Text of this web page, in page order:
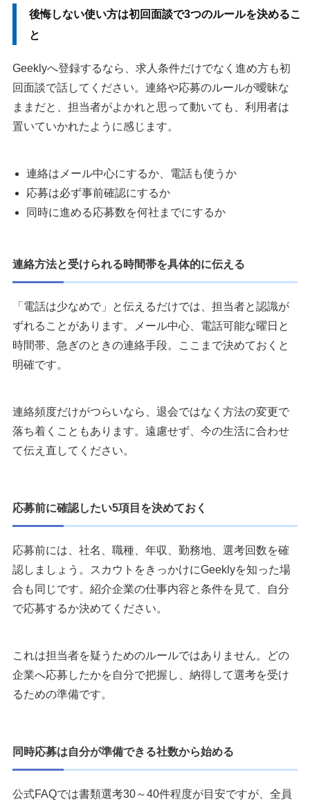
後悔しない使い方は初回面談で3つのルールを決めるこ
と
Geeklyへ登録するなら、求人条件だけでなく進め方も初
回面談で話してください。連絡や応募のルールが曖昧な
ままだと、担当者がよかれと思って動いても、利用者は
置いていかれたように感じます。
連絡はメール中心にするか、電話も使うか
応募は必ず事前確認にするか
同時に進める応募数を何社までにするか
連絡方法と受けられる時間帯を具体的に伝える
「電話は少なめで」と伝えるだけでは、担当者と認識が
ずれることがあります。メール中心、電話可能な曜日と
時間帯、急ぎのときの連絡手段。ここまで決めておくと
明確です。
連絡頻度だけがつらいなら、退会ではなく方法の変更で
落ち着くこともあります。遠慮せず、今の生活に合わせ
て伝え直してください。
応募前に確認したい5項目を決めておく
応募前には、社名、職種、年収、勤務地、選考回数を確
認しましょう。スカウトをきっかけにGeeklyを知った場
合も同じです。紹介企業の仕事内容と条件を見て、自分
で応募するか決めてください。
これは担当者を疑うためのルールではありません。どの
企業へ応募したかを自分で把握し、納得して選考を受け
るための準備です。
同時応募は自分が準備できる社数から始める
公式FAQでは書類選考30～40件程度が目安ですが、全員